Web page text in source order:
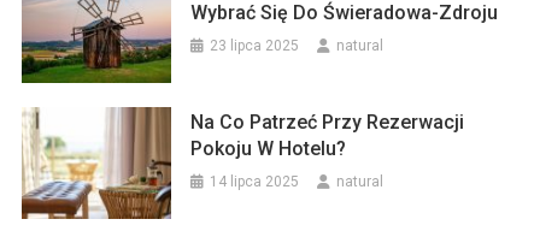
Wybrać Się Do Świeradowa-Zdroju
23 lipca 2025 natural
Na Co Patrzeć Przy Rezerwacji
Pokoju W Hotelu?
14 lipca 2025 natural